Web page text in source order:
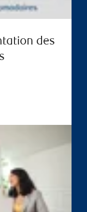
des